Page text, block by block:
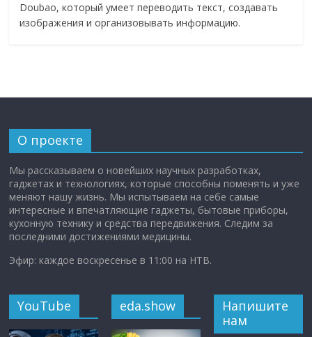
Doubao, который умеет переводить текст, создавать
изображения и организовывать информацию.
О проекте
Мы рассказываем о новейших научных разработках,
гаджетах и технологиях, которые способны поменять и уже
меняют нашу жизнь. Мы испытываем на себе самые
интересные и впечатляющие гаджеты, бытовые приборы,
кухонную технику и средства передвижения. Следим за
последними достижениями медицины.
Эфир: каждое воскресенье в 11:00 на НТВ.
YouTube eda.show
Напишите
нам